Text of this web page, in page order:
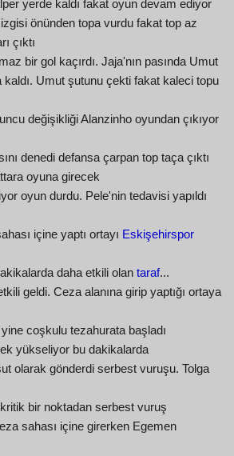
yerde kaldı fakat oyun devam ediyor
önünden topa vurdu fakat top az
çıktı
bir gol kaçırdı. Jaja'nın pasında Umut
kaldı. Umut şutunu çekti fakat kaleci topu
değişikliği Alanzinho oyundan çıkıyor
denedi defansa çarpan top taça çıktı
oyuna girecek
oyun durdu. Pele'nin tedavisi yapıldı
içine yaptı ortayı Eskişehirspor
daha etkili olan taraf...
geldi. Ceza alanına girip yaptığı ortaya
coşkulu tezahurata başladı
yükseliyor bu dakikalarda
olarak gönderdi serbest vuruşu. Tolga
bir noktadan serbest vuruş
sahası içine girerken Egemen